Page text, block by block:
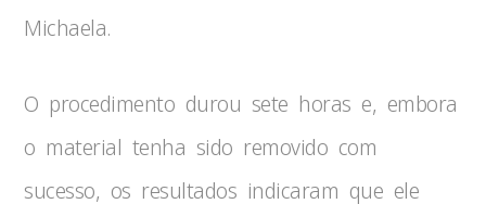
Michaela.
O procedimento durou sete horas e, embora
o material tenha sido removido com
sucesso, os resultados indicaram que ele